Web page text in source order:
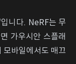
니다. NeRF는 무
가우시안 스플래
모바일에서도 매끄